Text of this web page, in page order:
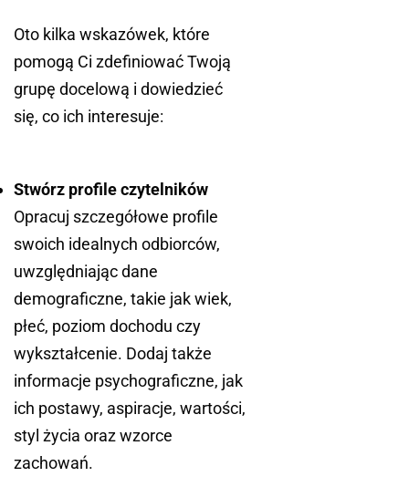
Oto kilka wskazówek, które
pomogą Ci zdefiniować Twoją
grupę docelową i dowiedzieć
się, co ich interesuje:
Stwórz profile czytelników
Opracuj szczegółowe profile
swoich idealnych odbiorców,
uwzględniając dane
demograficzne, takie jak wiek,
płeć, poziom dochodu czy
wykształcenie. Dodaj także
informacje psychograficzne, jak
ich postawy, aspiracje, wartości,
styl życia oraz wzorce
zachowań.